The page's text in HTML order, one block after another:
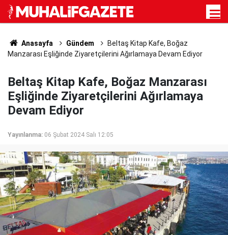
Anasayfa Gündem
Beltaş Kitap Kafe, Boğaz
Manzarası Eşliğinde Ziyaretçilerini Ağırlamaya Devam Ediyor
Beltaş Kitap Kafe, Boğaz Manzarası
Eşliğinde Ziyaretçilerini Ağırlamaya
Devam Ediyor
Yayınlanma: 06 Şubat 2024 Salı 12:05